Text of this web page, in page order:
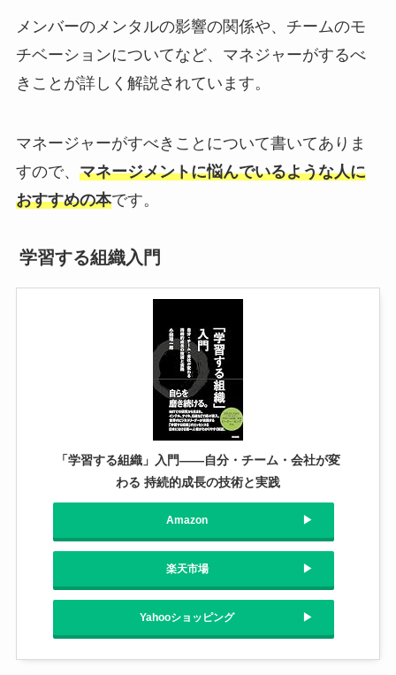
メンバーのメンタルの影響の関係や、チームのモ
チベーションについてなど、マネジャーがするべ
きことが詳しく解説されています。
マネージャーがすべきことについて書いてありま
すので、 マネージメントに悩んでいるような人に
おすすめの本です。
学習する組織入門
「学習する組織」入門――自分・チーム・会社が変
わる 持続的成長の技術と実践
Amazon
楽天市場
Yahooショッピング